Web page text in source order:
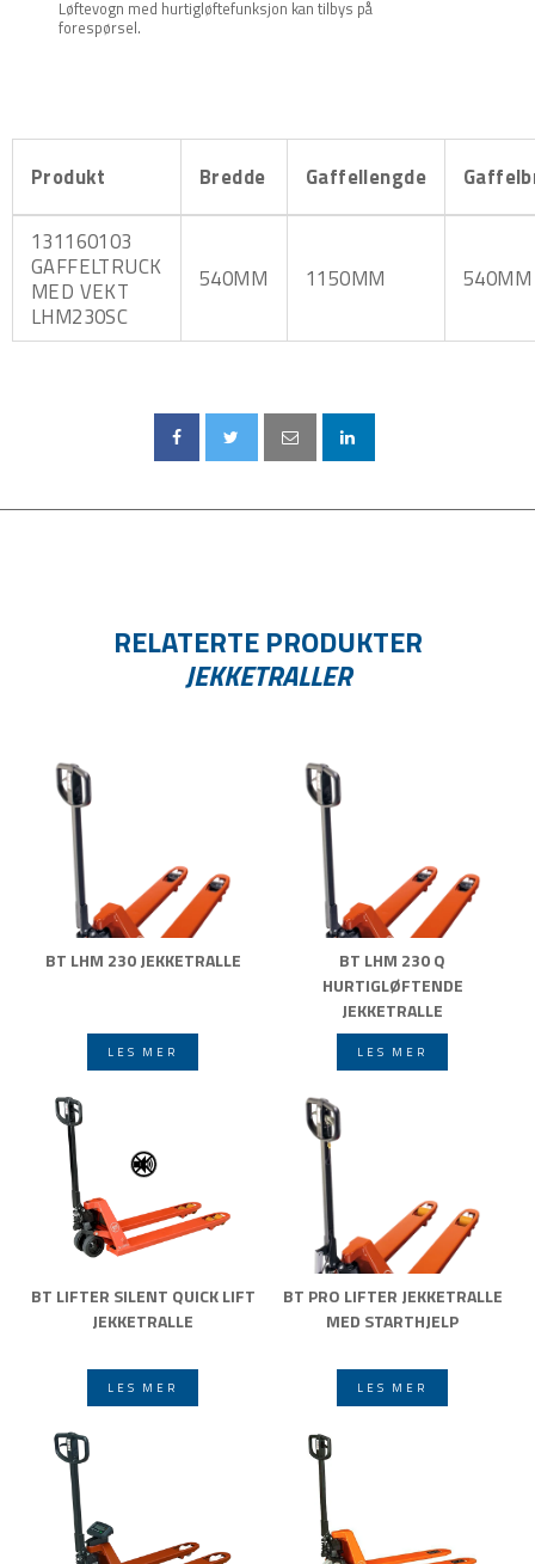
Løftevogn med hurtigløftefunksjon kan tilbys på
forespørsel.
Produkt Bredde Gaffellengde
131160103
GAFFELTRUCK
MED VEKT
LHM230SC
540MM 1150MM 540MM
RELATERTE PRODUKTER
JEKKETRALLER
BT LHM 230 JEKKETRALLE
LES MER
BT LHM 230 Q
HURTIGLØFTENDE
JEKKETRALLE
LES MER
BT LIFTER SILENT QUICK LIFT
JEKKETRALLE
LES MER
BT PRO LIFTER JEKKETRALLE
MED STARTHJELP
LES MER